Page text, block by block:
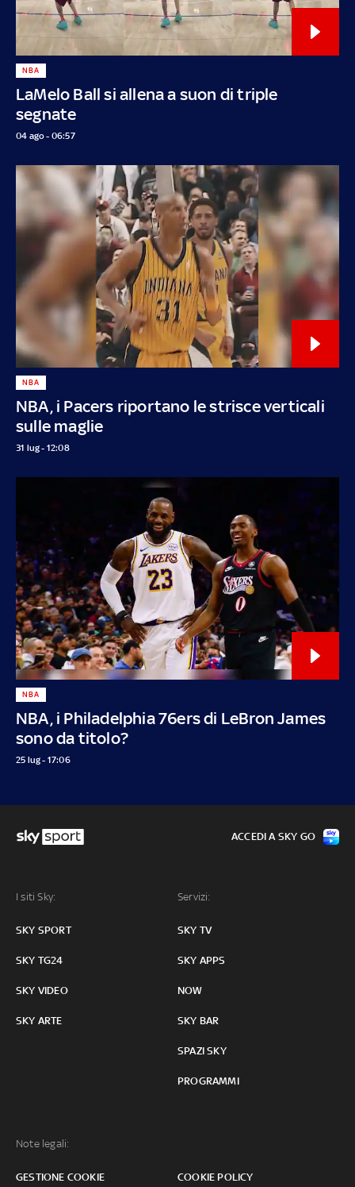
LaMelo Ball si allena a suon di triple
segnate
NBA
04 ago - 06:57
NBA, i Pacers riportano le strisce verticali
sulle maglie
NBA
31 lug - 12:08
NBA, i Philadelphia 76ers di LeBron James
sono da titolo?
NBA
25 lug - 17:06
I siti Sky:
SKY SPORT
SKY TG24
SKY VIDEO
SKY ARTE
Servizi:
SKY TV
SKY APPS
NOW
SKY BAR
SPAZI SKY
PROGRAMMI
Note legali:
GESTIONE COOKIE COOKIE POLICY
ACCEDI A SKY GO